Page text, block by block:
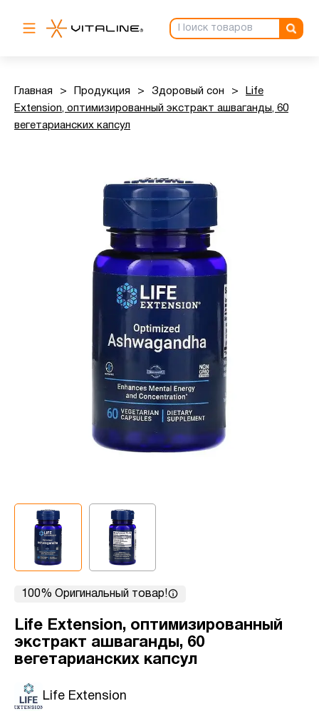
Главная > Продукция > Здоровый сон >
Life
Extension, оптимизированный экстракт ашваганды, 60
вегетарианских капсул
100% Оригинальный товар!
Life Extension, оптимизированный
экстракт ашваганды, 60
вегетарианских капсул
Life Extension